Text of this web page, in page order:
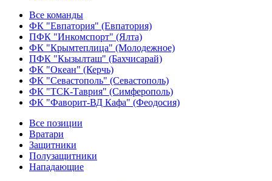
Все команды
ФК "Евпатория" (Евпатория)
ПФК "Инкомспорт" (Ялта)
ФК "Крымтеплица" (Молодежное)
ПФК "Кызылташ" (Бахчисарай)
ФК "Океан" (Керчь)
ФК "Севастополь" (Севастополь)
ФК "ТСК-Таврия" (Симферополь)
ФК "Фаворит-ВД Кафа" (Феодосия)
Все позиции
Вратари
Защитники
Полузащитники
Нападающие